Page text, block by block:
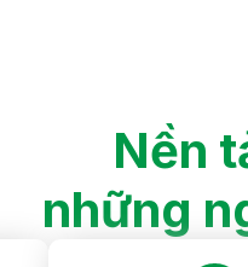
Nền
những